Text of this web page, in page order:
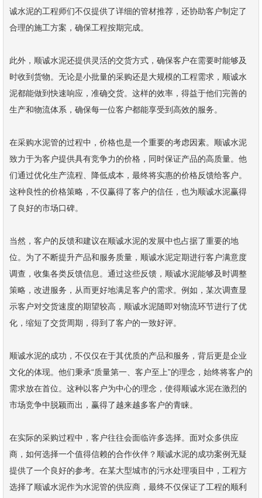
诚水泥的工程师们不仅提供了详细的管材推荐，还协助客户制定了
合理的施工方案，确保工程按期完成。
此外，顺诚水泥还提供灵活的交货方式，确保客户在需要时能够及
时收到货物。无论是小批量的采购还是大规模的工程需求，顺诚水
泥都能做到快速响应，准确交货。这样的效率，得益于他们完善的
生产和物流体系，确保每一位客户都能享受到高效的服务。
在采购水泥管的过程中，价格也是一个重要的考虑因素。顺诚水泥
致力于为客户提供具有竞争力的价格，同时保证产品的高质量。他
们通过优化生产流程、降低成本，最终将实惠的价格反馈给客户。
这种良性的价格策略，不仅赢得了客户的信任，也为顺诚水泥赢得
了良好的市场口碑。
当然，客户的反馈和建议在顺诚水泥的发展中也占据了重要的地
位。为了不断提升产品和服务质量，顺诚水泥定期进行客户满意度
调查，收集各类反馈信息。通过这些反馈，顺诚水泥能够及时调整
策略，改进服务，从而更好地满足客户的需求。例如，某次调查显
示客户对交货速度的期望较高，顺诚水泥随即对物流环节进行了优
化，缩短了交货周期，得到了客户的一致好评。
顺诚水泥的成功，不仅仅在于其优质的产品和服务，背后更是企业
文化的体现。他们秉承“质量第一、客户至上”的理念，始终将客户的
需求放在首位。这种以客户为中心的理念，使得顺诚水泥在激烈的
市场竞争中脱颖而出，赢得了越来越多客户的青睐。
在实际的采购过程中，客户往往会面临许多选择。面对众多供应
商，如何选择一个值得信赖的合作伙伴？顺诚水泥的成功案例无疑
提供了一个良好的参考。在某大型城市的污水处理项目中，工程方
选择了顺诚水泥作为水泥管的供应商，最终不仅保证了工程的顺利